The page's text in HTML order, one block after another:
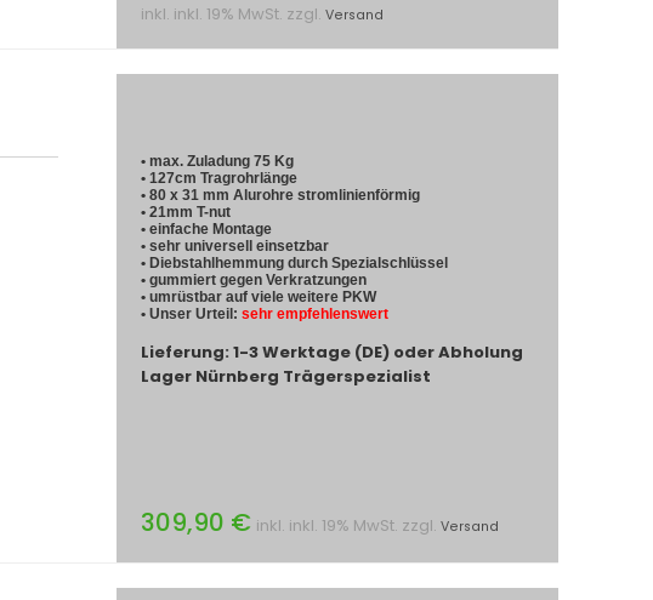
inkl. inkl. 19% MwSt. zzgl. Versand
• max. Zuladung 75 Kg
• 127cm Tragrohrlänge
• 80 x 31 mm Alurohre stromlinienförmig
• 21mm T-nut
• einfache Montage
• sehr universell einsetzbar
• Diebstahlhemmung durch Spezialschlüssel
• gummiert gegen Verkratzungen
• umrüstbar auf viele weitere PKW
• Unser Urteil: sehr empfehlenswert
Lieferung: 1-3 Werktage (DE) oder Abholung
Lager Nürnberg Trägerspezialist
309,90 € inkl. inkl. 19% MwSt. zzgl. Versand